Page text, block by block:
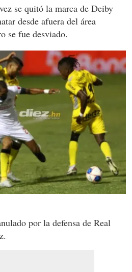
se quitó la marca de Deiby
desde afuera del área
se fue desviado.
por la defensa de Real